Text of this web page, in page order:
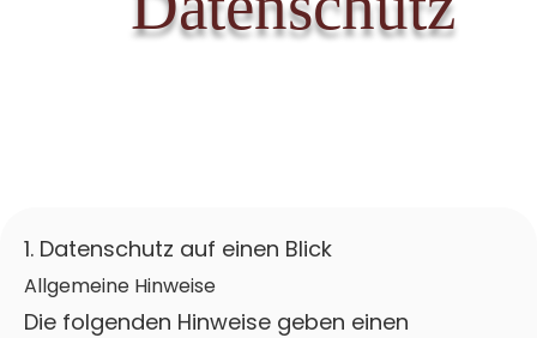
1. Datenschutz auf einen Blick
Allgemeine Hinweise
Die folgenden Hinweise geben einen